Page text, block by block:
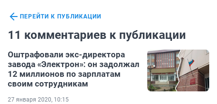
ПЕРЕЙТИ К ПУБЛИКАЦИИ
11 комментариев к публикации
Оштрафовали экс-директора
завода «Электрон»: он задолжал
12 миллионов по зарплатам
своим сотрудникам
27 января 2020, 10:15